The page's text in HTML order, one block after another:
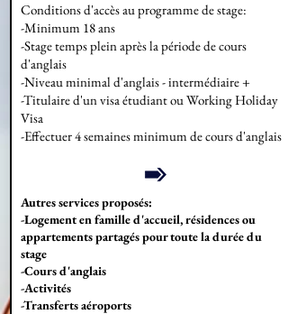
Conditions d'accès au programme de stage:
-Minimum 18 ans
-Stage temps plein après la période de cours
d'anglais
-Niveau minimal d'anglais - intermédiaire +
-Titulaire d'un visa étudiant ou Working Holiday
Visa​
-Effectuer 4 semaines minimum de cours d'anglais
Autres services proposés:
-Logement en famille d'accueil, résidences ou
appartements partagés pour toute la durée du
stage
-Cours d'anglais
-Activités
-Transferts aéroports